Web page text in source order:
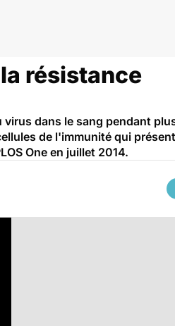
résistance
dans le sang pendant
de l'immunité qui
One en juillet 2014.